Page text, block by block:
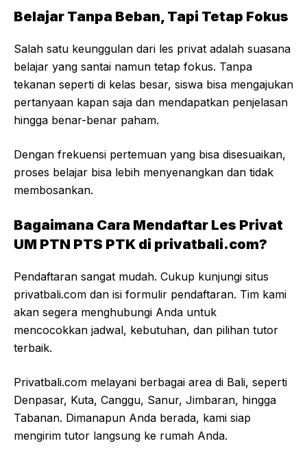
Belajar Tanpa Beban, Tapi Tetap Fokus
Salah satu keunggulan dari les privat adalah suasana
belajar yang santai namun tetap fokus. Tanpa
tekanan seperti di kelas besar, siswa bisa mengajukan
pertanyaan kapan saja dan mendapatkan penjelasan
hingga benar-benar paham.
Dengan frekuensi pertemuan yang bisa disesuaikan,
proses belajar bisa lebih menyenangkan dan tidak
membosankan.
Bagaimana Cara Mendaftar Les Privat
UM PTN PTS PTK di privatbali.com?
Pendaftaran sangat mudah. Cukup kunjungi situs
privatbali.com dan isi formulir pendaftaran. Tim kami
akan segera menghubungi Anda untuk
mencocokkan jadwal, kebutuhan, dan pilihan tutor
terbaik.
Privatbali.com melayani berbagai area di Bali, seperti
Denpasar, Kuta, Canggu, Sanur, Jimbaran, hingga
Tabanan. Dimanapun Anda berada, kami siap
mengirim tutor langsung ke rumah Anda.